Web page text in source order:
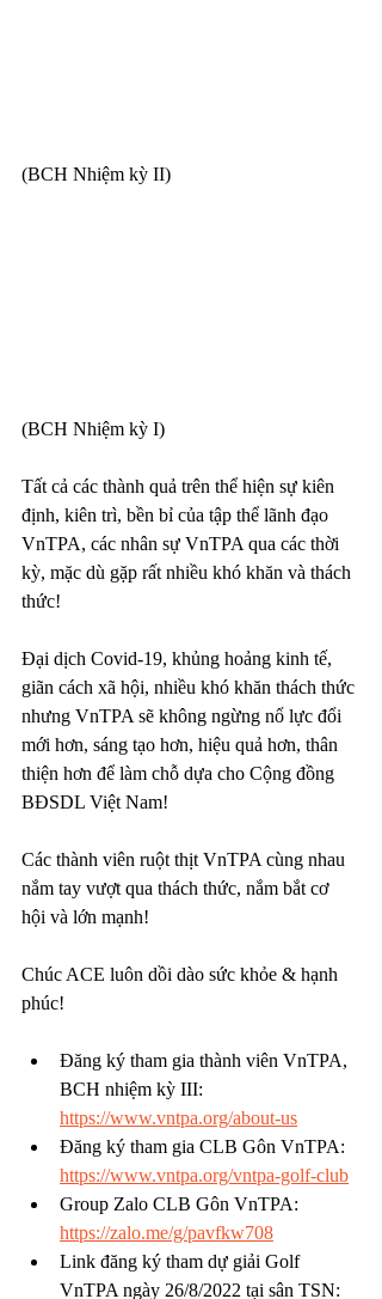
(BCH Nhiệm kỳ II)
(BCH Nhiệm kỳ I)
Tất cả các thành quả trên thể hiện sự kiên
định, kiên trì, bền bỉ của tập thể lãnh đạo
VnTPA, các nhân sự VnTPA qua các thời
kỳ, mặc dù gặp rất nhiều khó khăn và thách
thức!
Đại dịch Covid-19, khủng hoảng kinh tế,
giãn cách xã hội, nhiều khó khăn thách thức
nhưng VnTPA sẽ không ngừng nổ lực đổi
mới hơn, sáng tạo hơn, hiệu quả hơn, thân
thiện hơn để làm chỗ dựa cho Cộng đồng
BĐSDL Việt Nam!
Các thành viên ruột thịt VnTPA cùng nhau
nắm tay vượt qua thách thức, nắm bắt cơ
hội và lớn mạnh!
Chúc ACE luôn dồi dào sức khỏe & hạnh
phúc!
Đăng ký tham gia thành viên VnTPA,
BCH nhiệm kỳ III:
https://www.vntpa.org/about-us
Đăng ký tham gia CLB Gôn VnTPA:
https://www.vntpa.org/vntpa-golf-club
Group Zalo CLB Gôn VnTPA:
https://zalo.me/g/pavfkw708
Link đăng ký tham dự giải Golf
VnTPA ngày 26/8/2022 tại sân TSN: